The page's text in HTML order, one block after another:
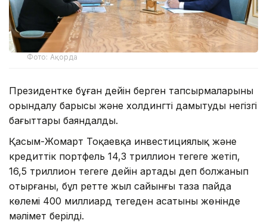
Фото: Ақорда
Президентке бұған дейін берген тапсырмаларының
орындалу барысы және холдингті дамытудың негізгі
бағыттары баяндалды.
Қасым-Жомарт Тоқаевқа инвестициялық және
кредиттік портфель 14,3 триллион теңгеге жетіп,
16,5 триллион теңгеге дейін артады деп болжанып
отырғаны, бұл ретте жыл сайынғы таза пайда
көлемі 400 миллиард теңгеден асатыны жөнінде
мәлімет берілді.